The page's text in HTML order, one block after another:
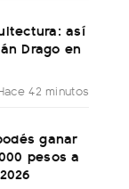
así
Drago en
42 minutos
ganar
pesos a